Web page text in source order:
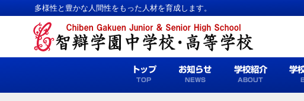
多様性と豊かな人間性をもった人材を育成します。
トップ
TOP
お知らせ
NEWS
学校紹介
ABOUT
学